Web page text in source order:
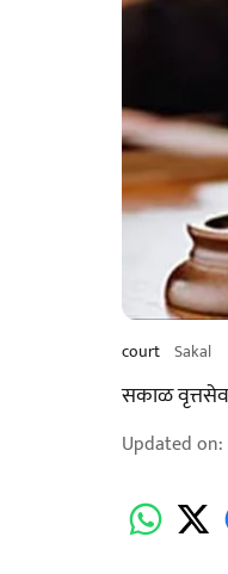
court Sakal
सकाळ
Updated on: